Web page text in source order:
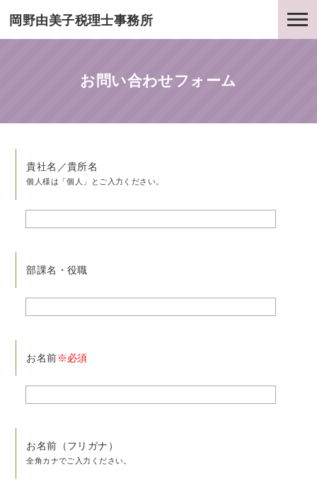
岡野由美子税理士事務所
お問い合わせフォーム
貴社名／貴所名
個人様は「個人」とご入力ください。
部課名・役職
お名前※必須
お名前（フリガナ）
全角カナでご入力ください。